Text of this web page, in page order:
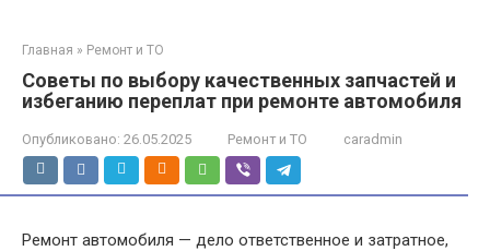
Главная » Ремонт и ТО
Советы по выбору качественных запчастей и
избеганию переплат при ремонте автомобиля
Опубликовано: 26.05.2025 Ремонт и ТО caradmin
Ремонт автомобиля — дело ответственное и затратное,